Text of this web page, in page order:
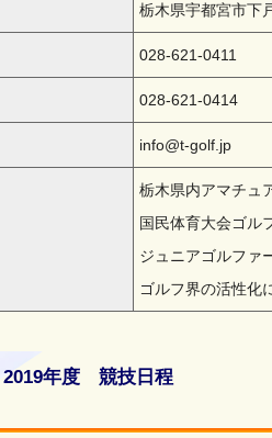
栃木県宇都宮市下
028-621-0411
028-621-0414
info@t-golf.jp
栃木県内アマチュ
国民体育大会ゴル
ジュニアゴルファ
ゴルフ界の活性化
年度 競技日程